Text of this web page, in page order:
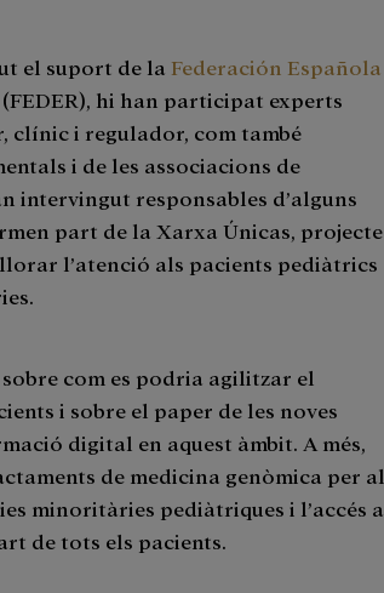
el suport de la Federación Española
(FEDER), hi han participat experts
clínic i regulador, com també
i de les associacions de
intervingut responsables d’alguns
part de la Xarxa Únicas, projecte
l’atenció als pacients pediàtrics
com es podria agilitzar el
i sobre el paper de les noves
digital en aquest àmbit. A més,
de medicina genòmica per al
minoritàries pediàtriques i l’accés a
de tots els pacients.